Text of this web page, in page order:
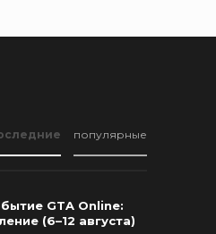
популярные
GTA Online:
(6–12 августа)